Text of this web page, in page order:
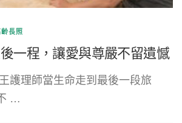
齡長照
一程，讓愛與尊嚴不留遺憾
護理師當生命走到最後一段旅
…